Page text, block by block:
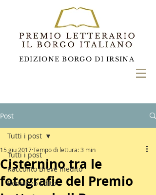
EDIZIONE BORGO DI IRSINA
Post
Tutti i post
Racconto Breve Inedito
Romanzo Edito
Tutti i post
Cisternino tra le
fotografie del Premio
15 giu 2017Tempo di lettura: 3 min